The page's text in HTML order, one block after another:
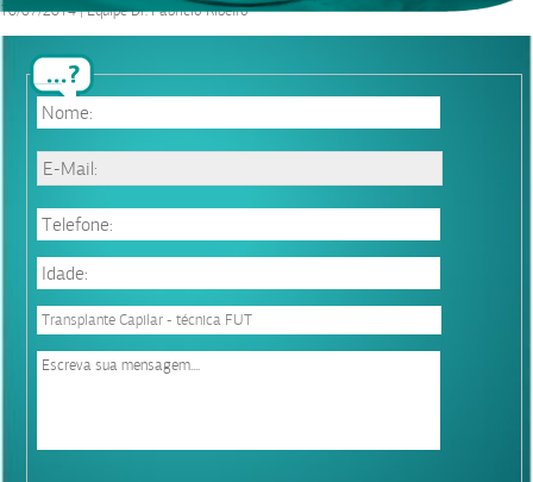
10/07/2014|Equipe Dr. Fabrício Ribeiro